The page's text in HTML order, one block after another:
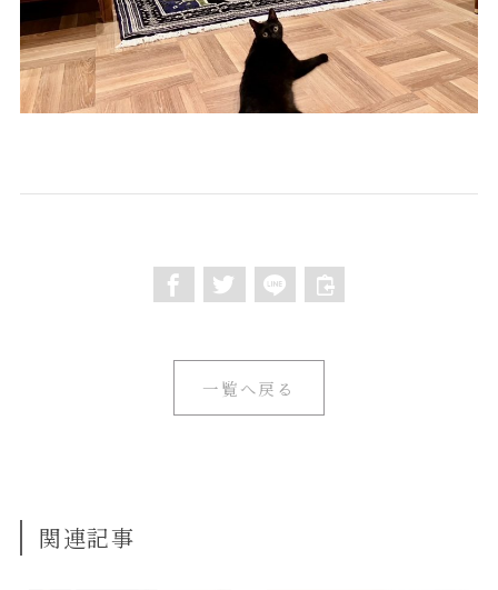
一覧へ戻る
関連記事